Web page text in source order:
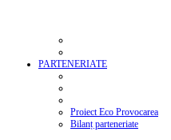
PARTENERIATE
Proiect Eco Provocarea
Bilanț parteneriate